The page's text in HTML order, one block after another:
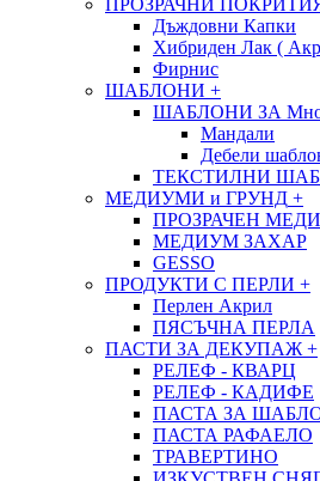
ПРОЗРАЧНИ
Дъждовни Капки
Хибриден Лак (
Фирнис
ШАБЛОНИ +
ШАБЛОНИ ЗА
Мандали
Дебели
ТЕКСТИЛНИ
МЕДИУМИ и ГРУНД +
ПРОЗРАЧЕН
МЕДИУМ ЗАХАР
GESSO
ПРОДУКТИ С ПЕРЛИ +
Перлен Акрил
ПЯСЪЧНА ПЕРЛА
ПАСТИ ЗА ДЕКУПАЖ +
РЕЛЕФ - КВАРЦ
РЕЛЕФ - КАДИФЕ
ПАСТА ЗА
ПАСТА РАФАЕЛО
ТРАВЕРТИНО